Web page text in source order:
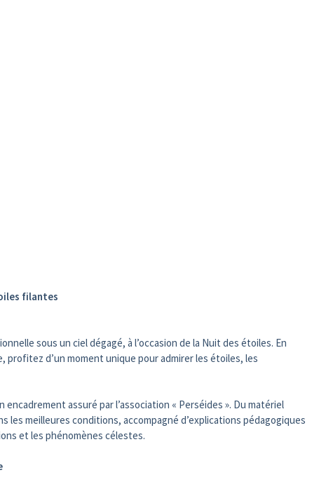
filantes
sous un ciel dégagé, à l’occasion de la Nuit des étoiles. En
d’un moment unique pour admirer les étoiles, les
assuré par l’association « Perséides ». Du matériel
les meilleures conditions, accompagné d’explications pédagogiques
et les phénomènes célestes.